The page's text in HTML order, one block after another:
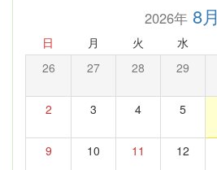
2026年8月
日 月 火 水
26 27 28 29
2 3 4 5
9 10 11 12